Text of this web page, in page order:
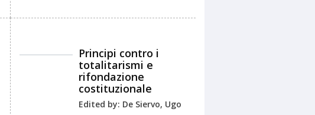
Principi contro i
totalitarismi e
rifondazione
costituzionale
Edited by: De Siervo, Ugo